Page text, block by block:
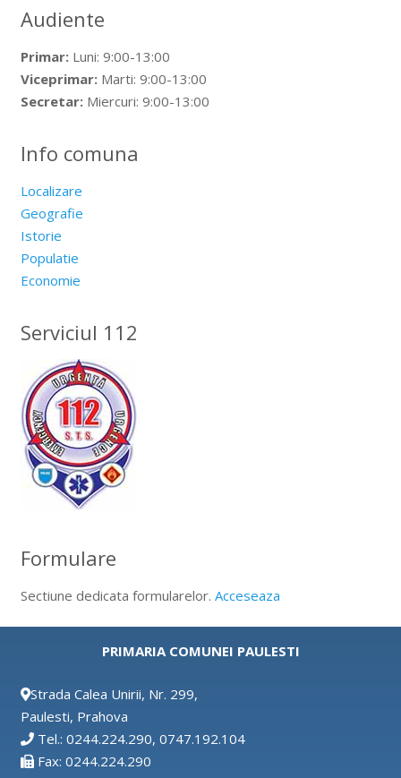
Audiente
Primar:Luni: 9:00-13:00
Viceprimar:Marti: 9:00-13:00
Secretar:Miercuri: 9:00-13:00
Info comuna
Localizare
Geografie
Istorie
Populatie
Economie
Serviciul 112
Formulare
Sectiune dedicata formularelor. Acceseaza
PRIMARIA COMUNEI PAULESTI
Strada Calea Unirii, Nr. 299,
Paulesti, Prahova
Tel.: 0244.224.290, 0747.192.104
Fax: 0244.224.290